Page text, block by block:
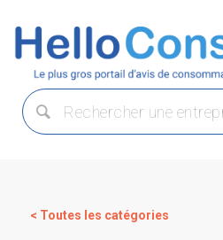
< Toutes les catégories